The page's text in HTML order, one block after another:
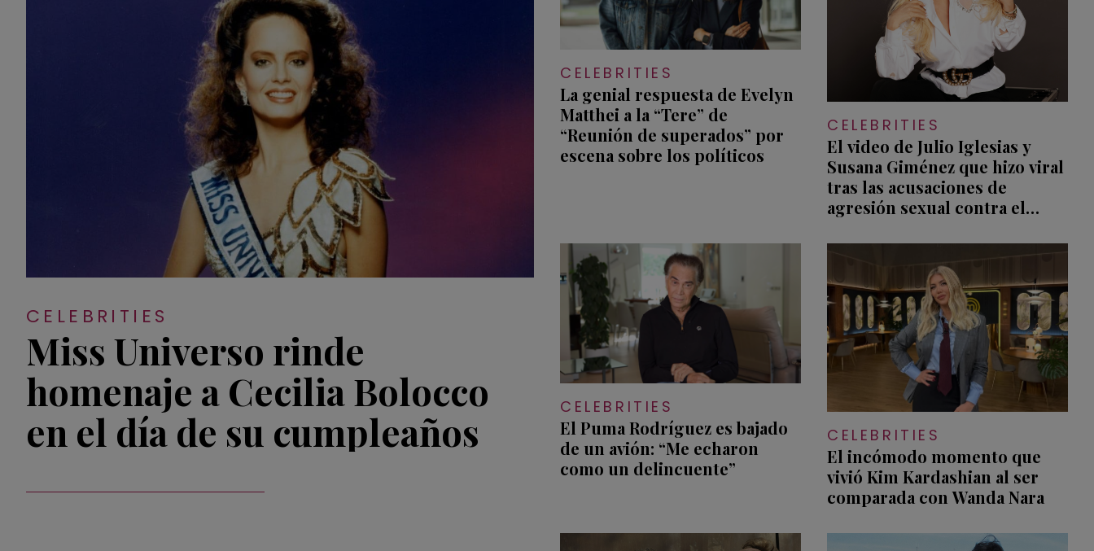
CELEBRITIES
Miss Universo rinde
homenaje a Cecilia Bolocco
en el día de su cumpleaños
CELEBRITIES
La genial respuesta de Evelyn
Matthei a la “Tere” de
“Reunión de superados” por
escena sobre los políticos
CELEBRITIES
El video de Julio Iglesias y
Susana Giménez que hizo viral
tras las acusaciones de
agresión sexual contra el
CELEBRITIES
El Puma Rodríguez es bajado
de un avión: “Me echaron
como un delincuente”
CELEBRITIES
El incómodo momento que
vivió Kim Kardashian al ser
comparada con Wanda Nara